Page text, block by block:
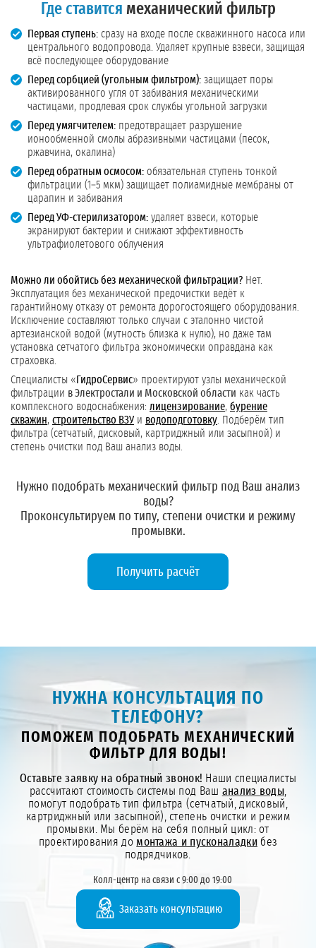
Где ставится механический фильтр
Первая ступень: сразу на входе после скважинного насоса или
центрального водопровода. Удаляет крупные взвеси, защищая
всё последующее оборудование
Перед сорбцией (угольным фильтром): защищает поры
активированного угля от забивания механическими
частицами, продлевая срок службы угольной загрузки
Перед умягчителем: предотвращает разрушение
ионообменной смолы абразивными частицами (песок,
ржавчина, окалина)
Перед обратным осмосом: обязательная ступень тонкой
фильтрации (1–5 мкм) защищает полиамидные мембраны от
царапин и забивания
Перед УФ-стерилизатором: удаляет взвеси, которые
экранируют бактерии и снижают эффективность
ультрафиолетового облучения
Можно ли обойтись без механической фильтрации? Нет.
Эксплуатация без механической предочистки ведёт к
гарантийному отказу от ремонта дорогостоящего оборудования.
Исключение составляют только случаи с эталонно чистой
артезианской водой (мутность близка к нулю), но даже там
установка сетчатого фильтра экономически оправдана как
страховка.
Специалисты «ГидроСервис» проектируют узлы механической
фильтрации в Электростали и Московской области как часть
комплексного водоснабжения: лицензирование, бурение
скважин, строительство ВЗУи водоподготовку . Подберём тип
фильтра (сетчатый, дисковый, картриджный или засыпной) и
степень очистки под Ваш анализ воды.
Нужно подобрать механический фильтр под Ваш анализ
воды?
Проконсультируем по типу, степени очистки и режиму
промывки.
Получить расчёт
НУЖНА КОНСУЛЬТАЦИЯ ПО
ТЕЛЕФОНУ?
ПОМОЖЕМ ПОДОБРАТЬ МЕХАНИЧЕСКИЙ
ФИЛЬТР ДЛЯ ВОДЫ!
Оставьте заявку на обратный звонок! Наши специалисты
рассчитают стоимость системы под Ваш анализ воды
помогут подобрать тип фильтра (сетчатый, дисковый,
картриджный или засыпной), степень очистки и режим
промывки. Мы берём на себя полный цикл: от
проектирования до монтажа и пусконаладкибез
подрядчиков.
Колл-центр на связи с 9:00 до 19:00
Заказать консультацию